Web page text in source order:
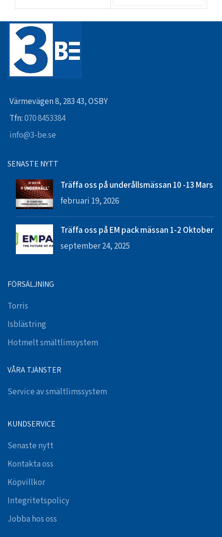
Värmevägen 8, 283 43, OSBY
Tfn:070 8453384
info@3-be.se
SENASTE NYTT
Träffa oss på underållsmässan 10 -13 Mars
februari 19, 2026
Träffa oss på EM pack mässan 1-2 Oktober
september 24, 2025
FÖRSÄLJNING
Torris
Isblästring
Hotmelt smältlimsystem
VÅRA TJÄNSTER
Service av smältlimssystem
KUNDSERVICE
Senaste nytt
Kontakta oss
Köpvillkor
Integritetspolicy
Jobba hos oss